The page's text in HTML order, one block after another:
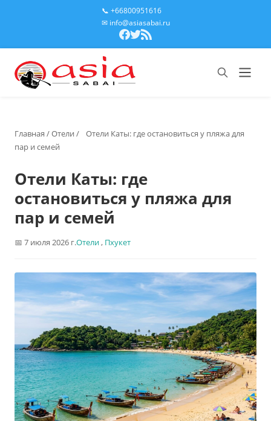
📞 +66800951616
✉ info@asiasabai.ru
Главная /Отели /
Отели Каты: где остановиться у пляжа для
пар и семей
Отели Каты: где
остановиться у пляжа для
пар и семей
7 июля 2026 г.Отели, Пхукет